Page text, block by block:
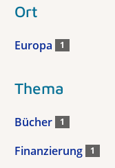
Ort
Europa 1
Thema
Bücher 1
Finanzierung 1